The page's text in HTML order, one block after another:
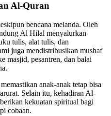
Al-Quran
bencana melanda. Oleh
Al Hilal menyalurkan
tulis, alat tulis, dan
juga mendistribusikan mushaf
masjid, pesantren, dan balai
anak-anak tetap bisa
Selain itu, kehadiran Al-
kekuatan spiritual bagi
cobaan.